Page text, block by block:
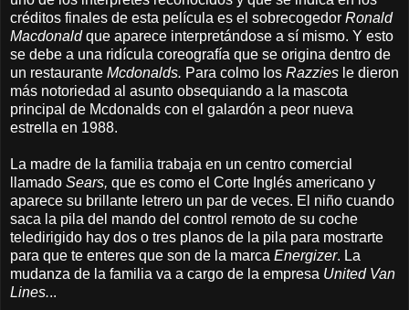
créditos finales de esta película es el sobrecogedor Ronald
Macdonaldque aparece interpretándose a sí mismo. Y esto
se debe a una ridícula coreografía que se origina dentro de
un restaurante Mcdonalds. Para colmo los Razzies le dieron
más notoriedad al asunto obsequiando a la mascota
principal de Mcdonalds con el galardón a peor nueva
estrella en 1988.
La madre de la familia trabaja en un centro comercial
llamado Sears, que es como el Corte Inglés americano y
aparece su brillante letrero un par de veces. El niño cuando
saca la pila del mando del control remoto de su coche
teledirigido hay dos o tres planos de la pila para mostrarte
para que te enteres que son de la marca Energizer. La
mudanza de la familia va a cargo de la empresa United Van
Lines...